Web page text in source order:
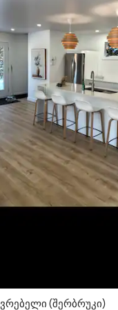
5‑დან 4,81, 86
(შერბრუკი)